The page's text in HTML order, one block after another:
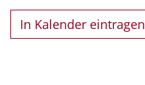
In Kalender eintragen